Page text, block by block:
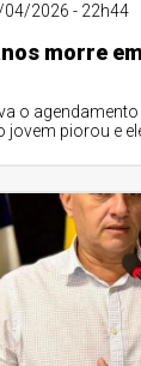
04/2026 - 22h44
morre
o
jovem piorou e